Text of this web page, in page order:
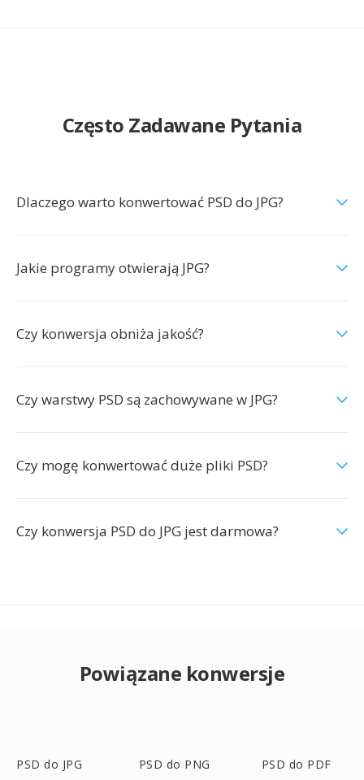
Często Zadawane Pytania
Dlaczego warto konwertować PSD do JPG?
Jakie programy otwierają JPG?
Czy konwersja obniża jakość?
Czy warstwy PSD są zachowywane w JPG?
Czy mogę konwertować duże pliki PSD?
Czy konwersja PSD do JPG jest darmowa?
Powiązane konwersje
PSD do JPG PSD do PNG PSD do PDF